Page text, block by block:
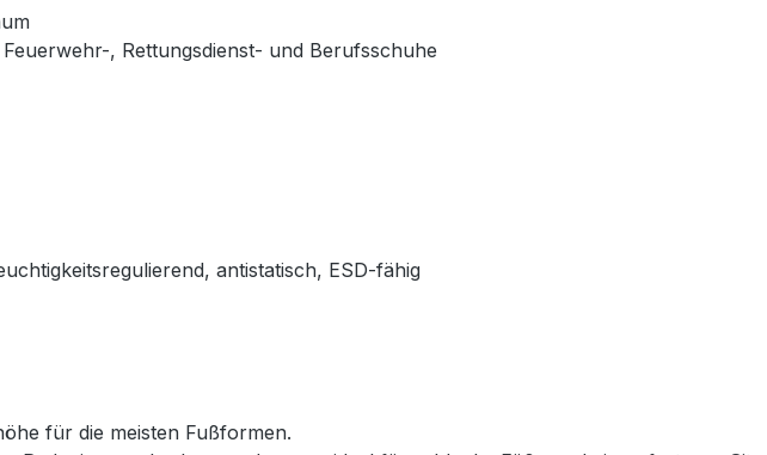
, Rettungsdienst- und Berufsschuhe
antistatisch, ESD-fähig
für die meisten Fußformen.